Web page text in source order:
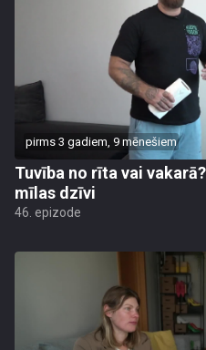
pirms 3 gadiem, 9 mēnešiem
Tuvība no rīta vai
mīlas dzīvi
46. epizode